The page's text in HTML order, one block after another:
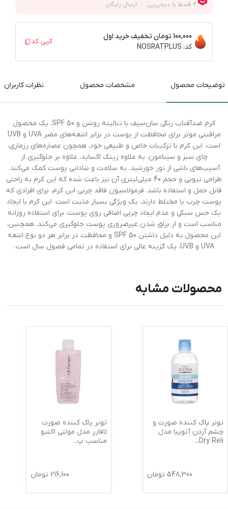
100,000 تومان
تخفیف خرید اول
کد: NOSRATPLUS
کپی کد
توضیحات محصول مشخصات محصول نظرات کاربران
کرم ضدآفتاب رنگی سان‌سیف با تنالیته روشن و SPF 50، یک محصول
مراقبتی موثر برای محافظت از پوست در برابر اشعه‌های مضر UVA و UVB
است. این کرم با ترکیبات خاص و طبیعی خود، همچون عصاره‌های رزماری،
چای سبز و سینامون، به علاوه زینک اکساید، علاوه بر جلوگیری از
آسیب‌های ناشی از نور خورشید، به سلامت و شادابی پوست کمک می‌کند.
طراحی تیوبی و حجم 40 میلی‌لیتری آن نیز باعث شده که این کرم به راحتی
قابل حمل و استفاده باشد. فرمولاسیون فاقد چربی این کرم، برای افرادی که
پوست چرب یا مختلط دارند، یک ویژگی بسیار مثبت است. این کرم با ایجاد
یک حس سبکی و عدم ایجاد چربی اضافی روی پوست، برای استفاده روزانه
مناسب است و از براق شدن غیرضروری پوست جلوگیری می‌کند. همچنین،
این محصول به دلیل داشتن SPF 50 و محافظت در برابر هر دو نوع اشعه
UVA و UVB، یک گزینه عالی برای استفاده در تمامی فصول سال است.
محصولات مشابه
تونر پاک کننده صورت و
چشم آردن آتوپیا مدل
Dry Reli
...
548,300 تومان
تونر پاک کننده صورت
لافارر مدل مولتی اکتیو
مناسب پ...
216,100 تومان